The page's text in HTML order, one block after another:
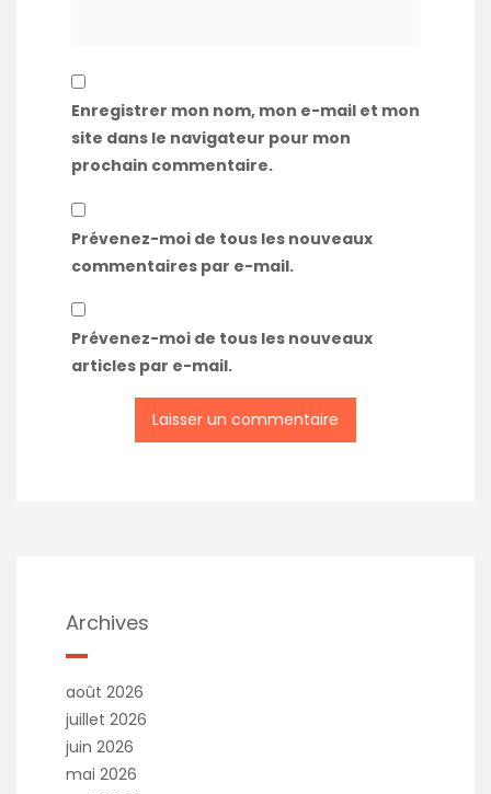
Enregistrer mon nom, mon e-mail et mon
site dans le navigateur pour mon
prochain commentaire.
Prévenez-moi de tous les nouveaux
commentaires par e-mail.
Prévenez-moi de tous les nouveaux
articles par e-mail.
Archives
août 2026
juillet 2026
juin 2026
mai 2026